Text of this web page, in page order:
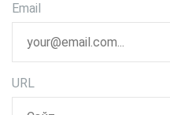
Email
URL